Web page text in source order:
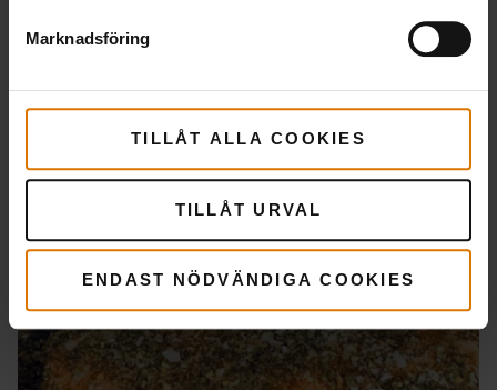
Marknadsföring
TILLÅT ALLA COOKIES
TILLÅT URVAL
ENDAST NÖDVÄNDIGA COOKIES
Grillad kyckling